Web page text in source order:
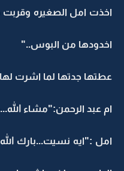
اخذت امل الصغيره وقربت
اخدودها من البوس.."
عطتها جدتها لما اشرت
ام عبد الرحمن:"مشاء
امل :"ايه نسيت...بارك